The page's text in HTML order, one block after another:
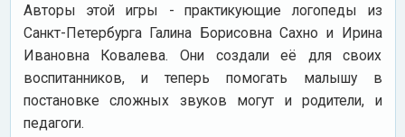
Авторы этой игры - практикующие логопеды из
Санкт-Петербурга Галина Борисовна Сахно и Ирина
Ивановна Ковалева. Они создали её для своих
воспитанников, и теперь помогать малышу в
постановке сложных звуков могут и родители, и
педагоги.